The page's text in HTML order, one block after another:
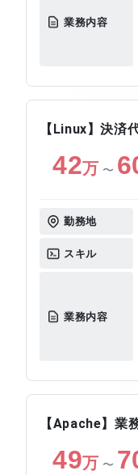
業務内容
【Linux】決済
42万 〜
勤務地
スキル
業務内容
【Apache】業
49万 〜